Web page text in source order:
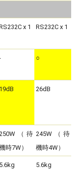
x 1 RS232C x 1
○
19dB 26dB
（待
時7W）
245W（待
機時4W）
5.6kg 5.6kg